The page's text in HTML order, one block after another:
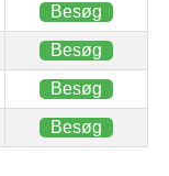
Besøg
Besøg
Besøg
Besøg